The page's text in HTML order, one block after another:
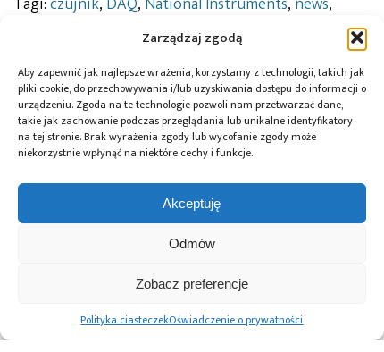
Zarządzaj zgodą
Aby zapewnić jak najlepsze wrażenia, korzystamy z technologii, takich jak
pliki cookie, do przechowywania i/lub uzyskiwania dostępu do informacji o
urządzeniu. Zgoda na te technologie pozwoli nam przetwarzać dane,
takie jak zachowanie podczas przeglądania lub unikalne identyfikatory
na tej stronie. Brak wyrażenia zgody lub wycofanie zgody może
niekorzystnie wpłynąć na niektóre cechy i funkcje.
Akceptuję
Odmów
Zobacz preferencje
Polityka ciasteczekOświadczenie o prywatności
,
Przeczytaj również:
Polska – jubileusz
Global Electronics
Association
opublikowało
dotyczącą
elektronicznych
prezentują
PCIe® Gen 6 dla AI
danych